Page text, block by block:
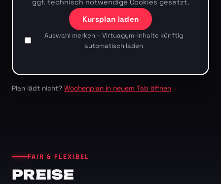
ggf. technisch notwendige Cookies gesetzt.
Kursplan laden
Auswahl merken – Virtuagym-Inhalte künftig
automatisch laden
Plan lädt nicht? Wochenplan in neuem Tab öffnen
FAIR & FLEXIBEL
PREISE